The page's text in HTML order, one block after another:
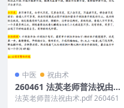
中医 祝由术
260461 法英老师普法祝由术.
pdf
法英老师普法祝由术.pdf 260461